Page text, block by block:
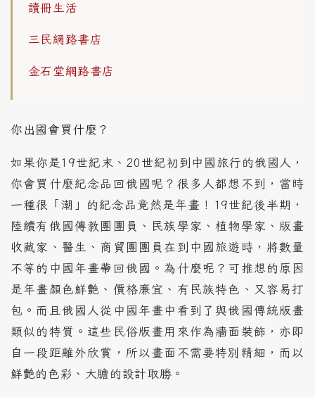
讀冊生活
三民網路書店
金石堂網路書店
你出國會買什麼？
如果你是19世紀末、20世紀初到中國旅行的俄國人，
你會買什麼紀念品回俄國呢？很多人都想不到，當時
一種很「潮」的紀念品竟然是年畫！19世紀後半期，
陸續有俄國傳教團團員、民族學家、植物學家、版畫
收藏家、醫生、商貿團團員在到中國旅遊時，將數量
不等的中國年畫帶回俄國。為什麼呢？可推想的原因
是年畫顏色鮮艷、價格廉宜、有民族特色、又容易打
包。而且俄國人從中國年畫中看到了與俄國傳統版畫
類似的特質。這些民俗版畫用來作為牆面裝飾，亦即
自一段距離外欣賞，所以畫面不需要特別精細，而以
鮮艷的色彩、大膽的設計取勝。